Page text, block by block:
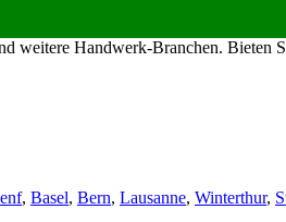
weitere Handwerk-Branchen. Bieten
, Basel, Bern, Lausanne, Winterthur,